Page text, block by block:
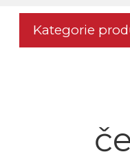
Kategorie
Stomp grip